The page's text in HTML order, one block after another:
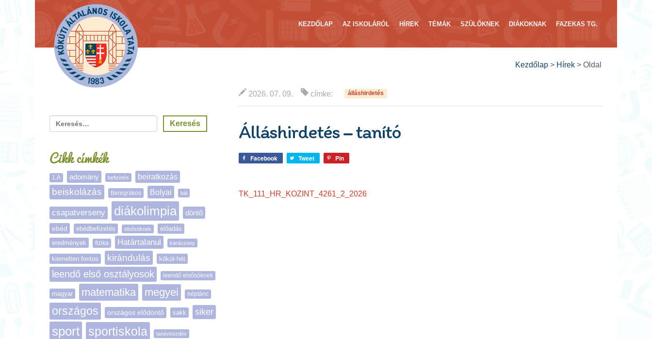
KEZDŐLAP AZ ISKOLÁRÓL HÍREK TÉMÁK SZÜLŐKNEK DIÁKOKNAK FAZEKAS TG.
Kezdőlap > Hírek > Oldal
2026. 07. 09. címke: álláshirdetés
Álláshirdetés – tanító
Facebook Tweet Pin
TK_111_HR_KOZINT_4261_2_2026
Cikk címkék
1.A adomány befizetés beiratkozás
beiskolázás Beregrákos Bolyai bál
csapatverseny diákolimpia döntő
ebéd ebédbefizetés elsősöknek
előadás
eredmények
fizika Határtalanul karácsony
kiemelten fontos kirándulás kőkút-hét
leendő első osztályosok leendő elsősöknek
magyar matematika megyei néptánc
országos országos elődöntő sakk siker
sport sportiskola tanévkezdés